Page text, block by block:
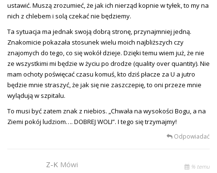
ustawić. Muszą zrozumieć, że jak ich nierząd kopnie w tyłek, to my na
nich z chlebem i solą czekać nie będziemy.
Ta sytuacja ma jednak swoją dobrą stronę, przynajmniej jedną.
Znakomicie pokazała stosunek wielu moich najbliższych czy
znajomych do tego, co się wokół dzieje. Dzięki temu wiem już, że nie
ze wszystkimi mi będzie w życiu po drodze (quality over quantity). Nie
mam ochoty poświęcać czasu komuś, kto dziś płacze za U a jutro
będzie mnie straszyć, że jak się nie zaszczepię, to oni przeze mnie
wylądują w szpitalu.
To musi być zatem znak z niebios. „Chwała na wysokości Bogu, a na
Ziemi pokój ludziom…. DOBREJ WOLI”. I tego się trzymajmy!
Odpowiadać
Z-K Mówi % temu